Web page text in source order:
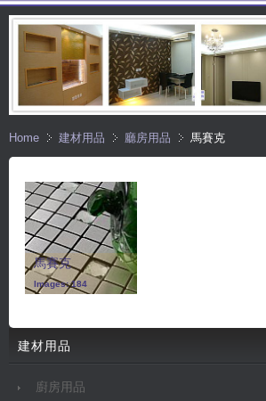
Home 建材用品 廳房用品 馬賽克
馬賽克
Images: 184
建材用品
廚房用品